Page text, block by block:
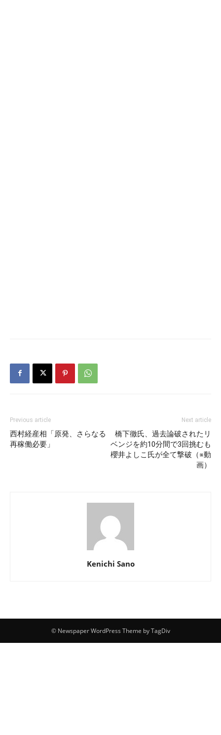
Previous article
西村経産相「原発、さらなる
再稼働必要」
Next article
橋下徹氏、過去論破されたリ
ベンジを約10分間で3回挑むも
櫻井よしこ氏が全て撃破（※動
画）
Kenichi Sano
© Newspaper WordPress Theme by TagDiv